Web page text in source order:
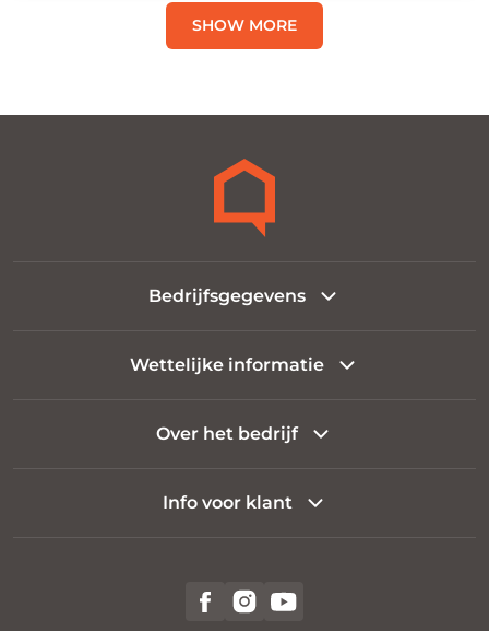
SHOW MORE
Bedrijfsgegevens
Wettelijke informatie
Over het bedrijf
Info voor klant